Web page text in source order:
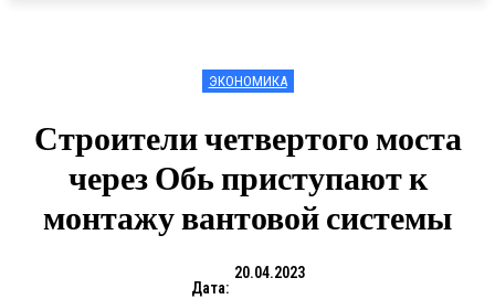
ЭКОНОМИКА
Строители четвертого моста
через Обь приступают к
монтажу вантовой системы
Дата:
20.04.2023